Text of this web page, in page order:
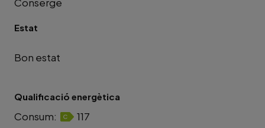
Estat
Bon estat
Qualificació energètica
Consum:
117